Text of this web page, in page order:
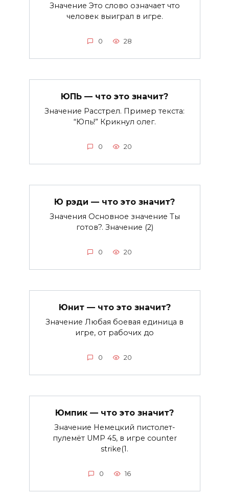
Значение Это слово означает что
человек выиграл в игре.
0 28
ЮПЬ — что это значит?
Значение Расстрел. Пример текста:
“Юпь!” Крикнул олег.
0 20
Ю рэди — что это значит?
Значения Основное значение Ты
готов?. Значение (2)
0 20
Юнит — что это значит?
Значение Любая боевая единица в
игре, от рабочих до
0 20
Юмпик — что это значит?
Значение Немецкий пистолет-
пулемёт UMP 45, в игре counter
strike(1.
0 16